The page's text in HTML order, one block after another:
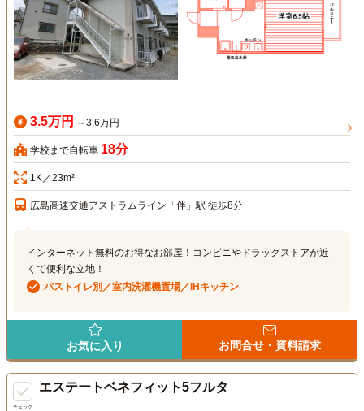
3.5万円 ～3.6万円
学校まで自転車 18分
1K／23m²
広島高速交通アストラムライン「伴」駅 徒歩8分
インターネット無料のお得なお部屋！コンビニやドラッグストアが近
くて便利な立地！
バストイレ別／室内洗濯機置場／IHキッチン
お気に入り お問合せ・資料請求
チェック
エステートベネフィット5フルタ